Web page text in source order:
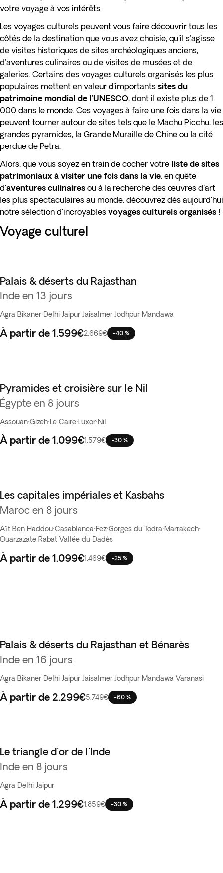
votre voyage à vos intérêts.
Les voyages culturels peuvent vous faire découvrir tous les
côtés de la destination que vous avez choisie, qu'il s'agisse
de visites historiques de sites archéologiques anciens,
d'aventures culinaires ou de visites de musées et de
galeries. Certains des voyages culturels organisés les plus
populaires mettent en valeur d'importants sites du
patrimoine mondial de l'UNESCO, dont il existe plus de 1
000 dans le monde. Ces voyages à faire une fois dans la vie
peuvent tourner autour de sites tels que le Machu Picchu, les
grandes pyramides, la Grande Muraille de Chine ou la cité
perdue de Petra.
Alors, que vous soyez en train de cocher votre liste de sites
patrimoniaux à visiter une fois dans la vie, en quête
d'aventures culinaires ou à la recherche des œuvres d'art
les plus spectaculaires au monde, découvrez dès aujourd'hui
notre sélection d'incroyables voyages culturels organisés !
Voyage culturel
Best seller
Palais & déserts du Rajasthan
Inde en 13 jours
Agra·Bikaner·Delhi·Jaipur·Jaisalmer·Jodhpur·Mandawa
À partir de 1.599€2.669€ -40 %
Best seller
Pyramides et croisière sur le Nil
Égypte en 8 jours
Assouan·Gizeh· Le Caire· Luxor·Nil
À partir de 1.099€1.579€ -30 %
Best seller
Les capitales impériales et Kasbahs
Maroc en 8 jours
Aït Ben Haddou·Casablanca·Fez·Gorges du Todra·Marrakech·
Ouarzazate·Rabat·Vallée du Dadès
À partir de 1.099€1.469€ -25 %
Vente Flash
Palais & déserts du Rajasthan et Bénarès
Inde en 16 jours
Agra·Bikaner·Delhi·Jaipur·Jaisalmer·Jodhpur·Mandawa·Varanasi
À partir de 2.299€5.749€ -60 %
Le triangle d'or de l'Inde
Inde en 8 jours
Agra·Delhi·Jaipur
À partir de 1.299€1.859€ -30 %